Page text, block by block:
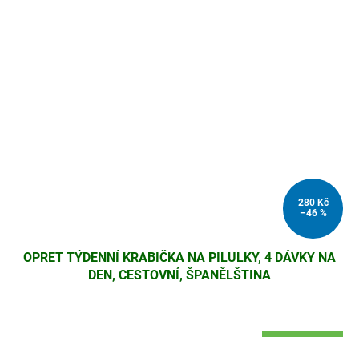
280 Kč
–46 %
OPRET TÝDENNÍ KRABIČKA NA PILULKY, 4 DÁVKY NA
DEN, CESTOVNÍ, ŠPANĚLŠTINA